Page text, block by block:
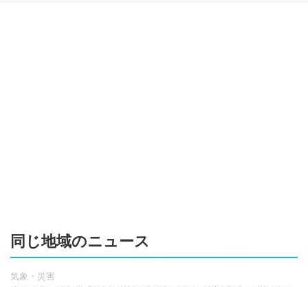
同じ地域のニュース
気象・災害